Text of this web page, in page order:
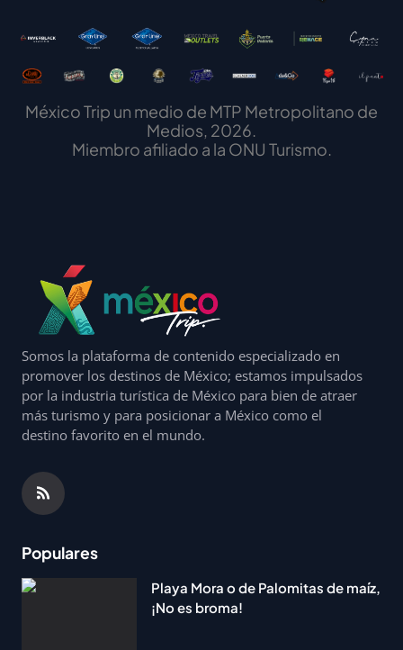
México Trip un medio de MTP Metropolitano de
Medios, 2026.
Miembro afiliado a la ONU Turismo.
Somos la plataforma de contenido especializado en
promover los destinos de México; estamos impulsados
por la industria turística de México para bien de atraer
más turismo y para posicionar a México como el
destino favorito en el mundo.
Populares
Playa Mora o de Palomitas de maíz,
¡No es broma!